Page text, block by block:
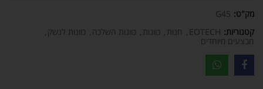
מק"ט: G45
קטגוריות: EOTECH חנות כוונות כוונות השלכה כוונות לנשק
מבצעים מיוחדים